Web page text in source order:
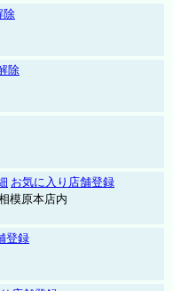
除
除
お気に入り店舗登録
模原本店内
登録